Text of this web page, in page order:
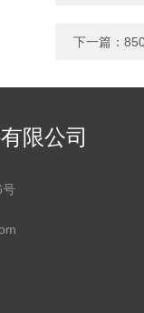
下一篇：
限公司
号